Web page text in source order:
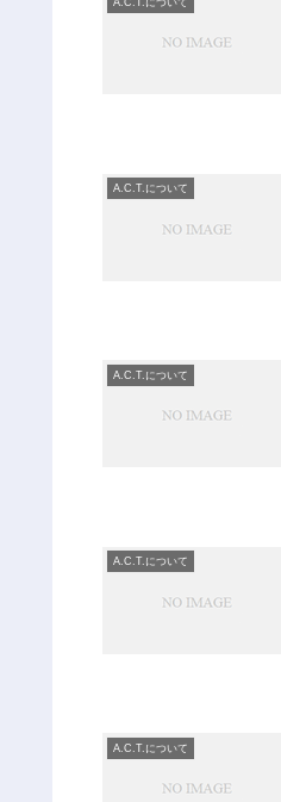
A.C.T.について
A.C.T.について
A.C.T.について
A.C.T.について